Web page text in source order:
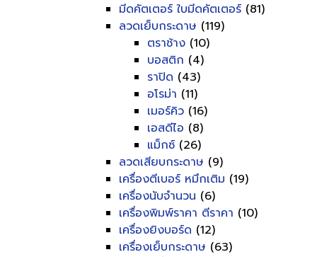
มีดคัตเตอร์ ใบมีดคัตเตอร์ (81)
ลวดเย็บกระดาษ (119)
ตราช้าง (10)
บอสติก (4)
ราปิด (43)
อโรม่า (11)
เมอร์คิว (16)
เอสดีไอ (8)
แม็กซ์ (26)
ลวดเสียบกระดาษ (9)
เครื่องตีเบอร์ หมึกเติม (19)
เครื่องนับจำนวน (6)
เครื่องพิมพ์ราคา ตีราคา (10)
เครื่องยิงบอร์ด (12)
เครื่องเย็บกระดาษ (63)